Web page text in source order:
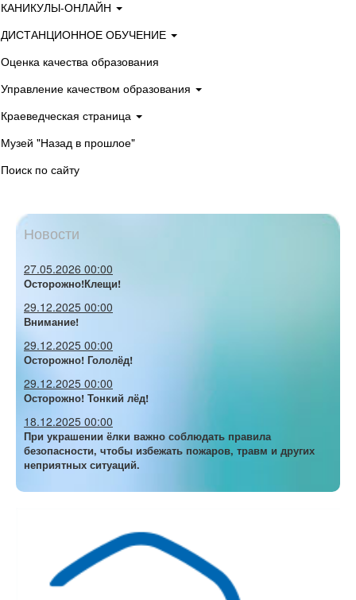
КАНИКУЛЫ-ОНЛАЙН
ДИСТАНЦИОННОЕ ОБУЧЕНИЕ
Оценка качества образования
Управление качеством образования
Краеведческая страница
Музей "Назад в прошлое"
Поиск по сайту
Новости
27.05.2026 00:00
Осторожно!Клещи!
29.12.2025 00:00
Внимание!
29.12.2025 00:00
Осторожно! Гололёд!
29.12.2025 00:00
Осторожно! Тонкий лёд!
18.12.2025 00:00
При украшении ёлки важно соблюдать правила
безопасности, чтобы избежать пожаров, травм и других
неприятных ситуаций.